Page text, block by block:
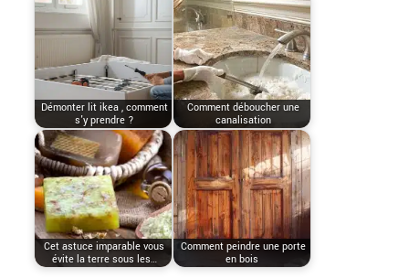
Démonter lit ikea , comment
s'y prendre ?
Comment déboucher une
canalisation
Cet astuce imparable vous
évite la terre sous les…
Comment peindre une porte
en bois